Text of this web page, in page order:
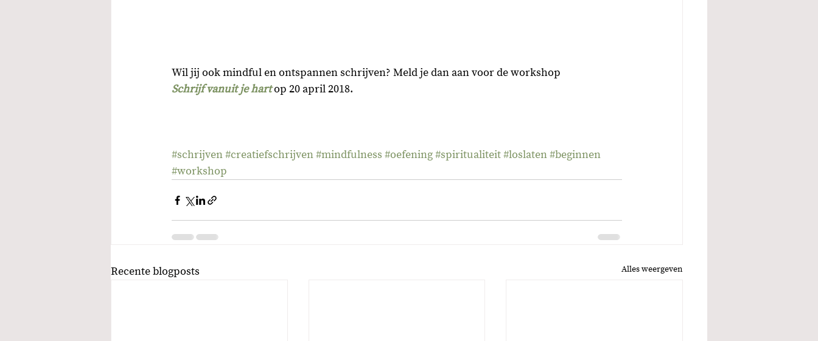
Wil jij ook mindful en ontspannen schrijven? Meld je dan aan voor de workshop
Schrijf vanuit je hart op 20 april 2018.
#schrijven#creatiefschrijven#mindfulness #oefening#spiritualiteit#loslaten#beginnen
#workshop
Recente blogposts Alles weergeven